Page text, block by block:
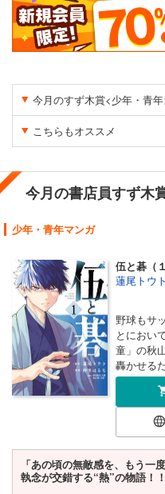
今月のすず木賞<少年・青年
こちらもオススメ
今月の書店員すず木
少年・青年マンガ
伍と碁（１
蓮尾トウト
野球もサ
とにおい
童」の秋
轟かせる
た囲碁教
の天才
人生のま
い、そし
う。あの
「あの頃の無敵感を、もう
執念が交錯する“熱”の物語！！